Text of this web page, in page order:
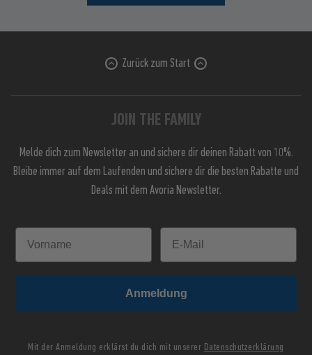
Zurück zum Start
JOIN THE FAMILY
Melde dich zum Newsletter an und sichere dir deinen Rabatt von 10%.
Bleibe immer auf dem Laufenden und sichere dir die besten Rabatte und
Deals mit dem Avoria Newsletter.
Anmeldung
Mit der Anmeldung erklärst du dich mit unserer Datenschutzerklärung